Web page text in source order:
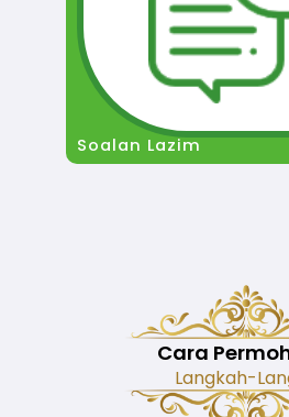
Soalan Lazim
Cara
Langkah-